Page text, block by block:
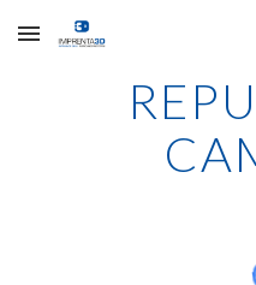
Skip to main content